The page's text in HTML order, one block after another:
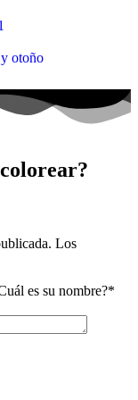
otoño
Los
es su nombre?*